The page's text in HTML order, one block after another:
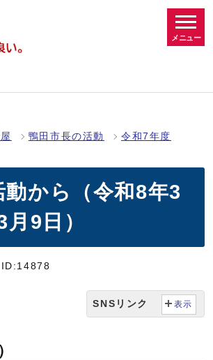
メニュー
鴨田市長の活動 令和7年度
動から（令和8年3
9日）
ID:14878
SNSリンク 表示